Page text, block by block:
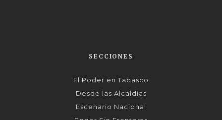
SECCIONES
El Poder en Tabasco
Desde las Alcaldías
Escenario Nacional